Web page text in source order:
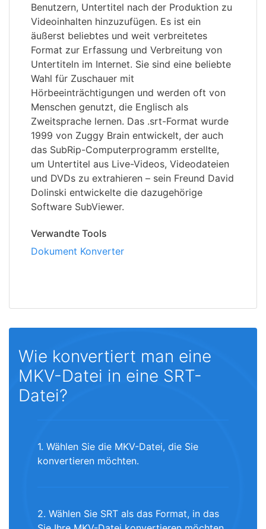
Benutzern, Untertitel nach der Produktion zu
Videoinhalten hinzuzufügen. Es ist ein
äußerst beliebtes und weit verbreitetes
Format zur Erfassung und Verbreitung von
Untertiteln im Internet. Sie sind eine beliebte
Wahl für Zuschauer mit
Hörbeeinträchtigungen und werden oft von
Menschen genutzt, die Englisch als
Zweitsprache lernen. Das .srt-Format wurde
1999 von Zuggy Brain entwickelt, der auch
das SubRip-Computerprogramm erstellte,
um Untertitel aus Live-Videos, Videodateien
und DVDs zu extrahieren – sein Freund David
Dolinski entwickelte die dazugehörige
Software SubViewer.
Verwandte Tools
Dokument Konverter
Wie konvertiert man eine
MKV-Datei in eine SRT-
Datei?
1. Wählen Sie die MKV-Datei, die Sie
konvertieren möchten.
2. Wählen Sie SRT als das Format, in das